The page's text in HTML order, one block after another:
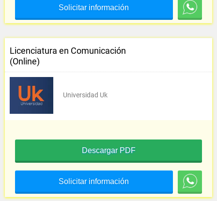
Solicitar información
Licenciatura en Comunicación
(Online)
Universidad Uk
Descargar PDF
Solicitar información